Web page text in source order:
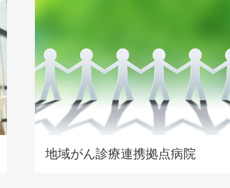
地域がん診療連携拠点病院